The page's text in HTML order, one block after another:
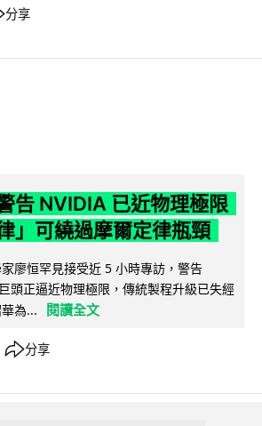
分享
告 NVIDIA 已近物理極限
」可繞過摩爾定律瓶頸
廖恒罕見接受近 5 小時專訪，警告
頭正逼近物理極限，傳統製程升級已失經
為...
閱讀全文
分享